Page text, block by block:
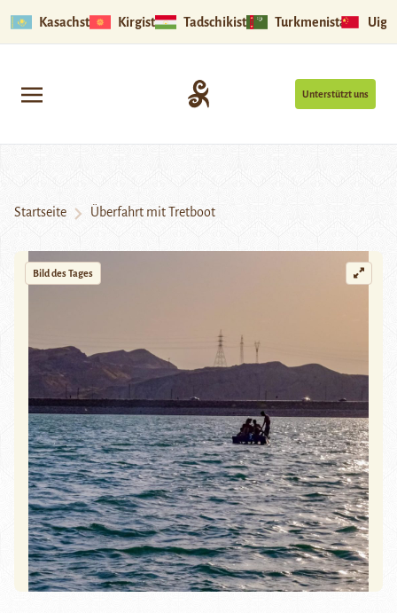
Kasachstan Kirgistan Tadschikistan Turkmenistan
Unterstützt uns
Startseite Überfahrt mit Tretboot
Bild des Tages